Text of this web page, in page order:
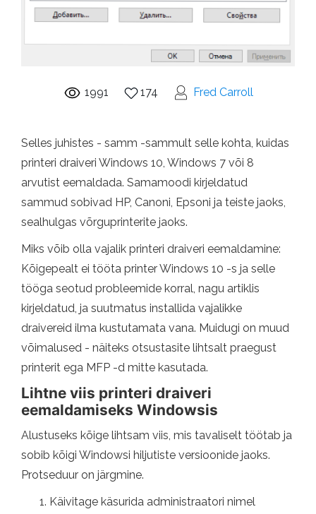
1991 174 Fred Carroll
Selles juhistes - samm -sammult selle kohta, kuidas
printeri draiveri Windows 10, Windows 7 või 8
arvutist eemaldada. Samamoodi kirjeldatud
sammud sobivad HP, Canoni, Epsoni ja teiste jaoks,
sealhulgas võrguprinterite jaoks.
Miks võib olla vajalik printeri draiveri eemaldamine:
Kõigepealt ei tööta printer Windows 10 -s ja selle
tööga seotud probleemide korral, nagu artiklis
kirjeldatud, ja suutmatus installida vajalikke
draivereid ilma kustutamata vana. Muidugi on muud
võimalused - näiteks otsustasite lihtsalt praegust
printerit ega MFP -d mitte kasutada.
Lihtne viis printeri draiveri
eemaldamiseks Windowsis
Alustuseks kõige lihtsam viis, mis tavaliselt töötab ja
sobib kõigi Windowsi hiljutiste versioonide jaoks.
Protseduur on järgmine.
Käivitage käsurida administraatori nimel